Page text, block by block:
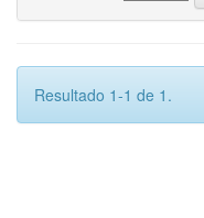
Resultado 1-1 de 1.